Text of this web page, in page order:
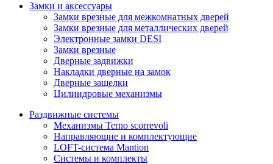
Замки и аксессуары
Замки врезные для межкомнатных дверей
Замки врезные для металлических дверей
Электронные замки DESI
Замки врезные
Дверные задвижки
Накладки дверные на замок
Дверные защелки
Цилиндровые механизмы
Раздвижные системы
Механизмы Terno scorrevoli
Направляющие и комплектующие
LOFT-cистема Mantion
Системы и комплекты